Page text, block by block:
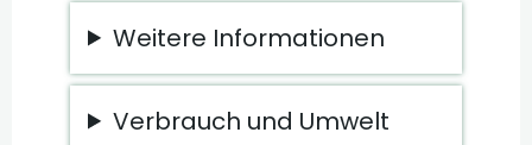
Weitere Informationen
Verbrauch und Umwelt